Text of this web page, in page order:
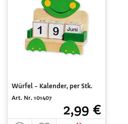
Würfel - Kalender, per Stk.
Art. Nr. 101407
2,99 €